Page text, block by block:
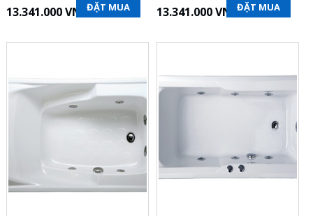
13.341.000 VNĐĐẶT MUA 13.341.000 VNĐĐẶT MUA